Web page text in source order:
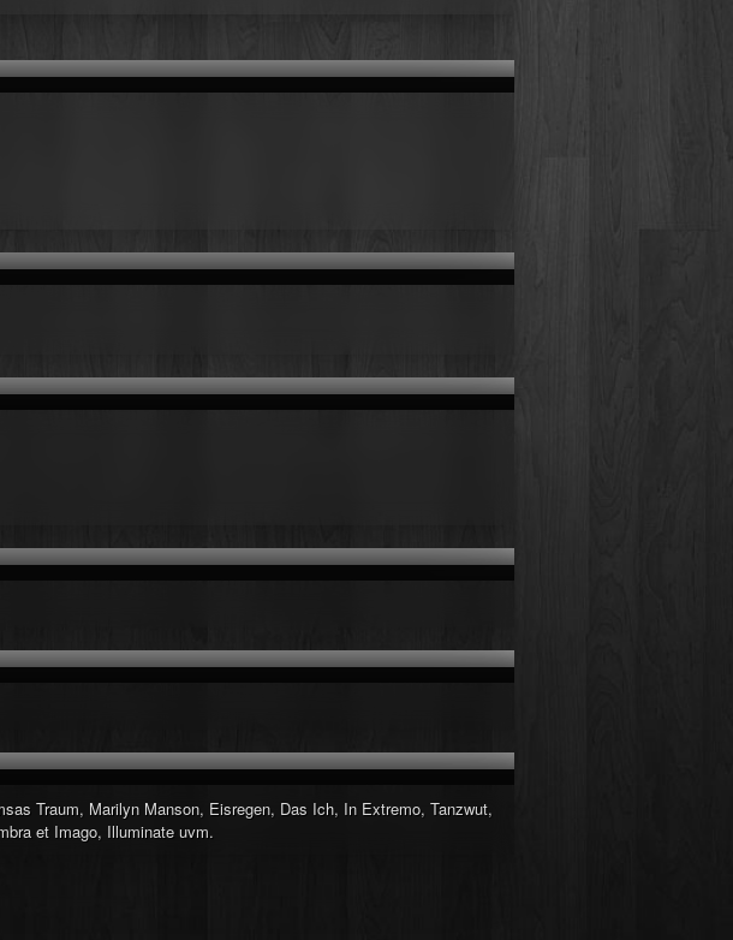
Traum, Marilyn Manson, Eisregen, Das Ich, In Extremo, Tanzwut,
et Imago, Illuminate uvm.